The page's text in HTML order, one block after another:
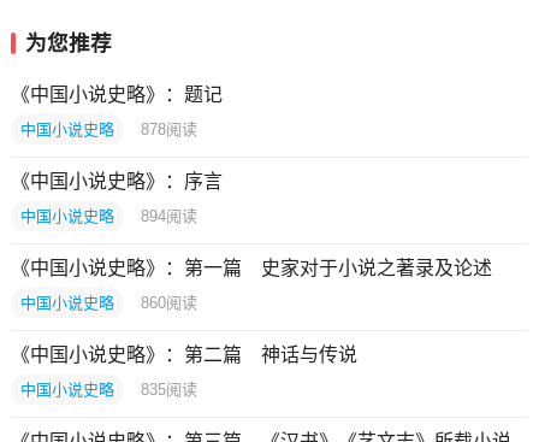
为您推荐
《中国小说史略》：题记
中国小说史略 878阅读
《中国小说史略》：序言
中国小说史略 894阅读
《中国小说史略》：第一篇 史家对于小说之著录及论述
中国小说史略 860阅读
《中国小说史略》：第二篇 神话与传说
中国小说史略 835阅读